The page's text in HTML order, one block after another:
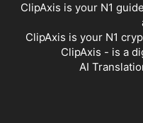
ClipAxis is your N1
ClipAxis is your N1
ClipAxis - is a
AI